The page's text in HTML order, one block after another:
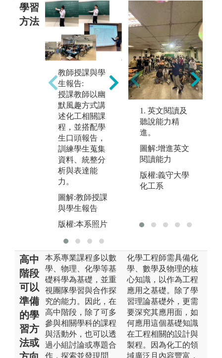
學習
方法
教師授課與學
生報告:
授課教師以幽
默風趣方式講
述化工相關課
程，並搭配學
生口頭報告，
訓練學生蒐集
資料、統整分
析與表達能
力。
圖解:教師授課
與學生報告
版權:本系照片
實驗實作實習:
透過實驗課學
習實作技能，
驗證課程相關
主題之學理以
及學習如何解
決實際的工程
問題。
圖解:實驗實作
實習
版權:本系照片
1. 英文閱讀及
聽說能力精
進。
圖解:增進英文
閱讀能力
版權:義守大學
化工系
高中
階段
可以
準備
的學
習方
法或
本系專業課程多以數
學、物理、化學等基
礎科學為基礎，並重
視團隊學習與合作探
究的能力。因此，在
高中階段，除了可多
參與相關學科的課程
與活動外，也可以透
過小組討論或專題合
作，探索並發現問
化學工程師需具備化
學、數學及物理的核
心知識，以作為工程
應用之基礎。除了學
習理論基礎外，更需
要深究其應用面，如
何應用這個基礎知識
在工程相關的設計與
製程。因為化工的領
域廣泛且內容豐富，